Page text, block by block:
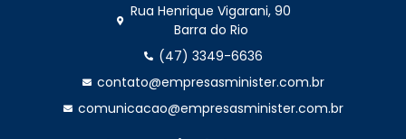
Rua Henrique Vigarani, 90
Barra do Rio
(47) 3349-6636
contato@empresasminister.com.br
comunicacao@empresasminister.com.br